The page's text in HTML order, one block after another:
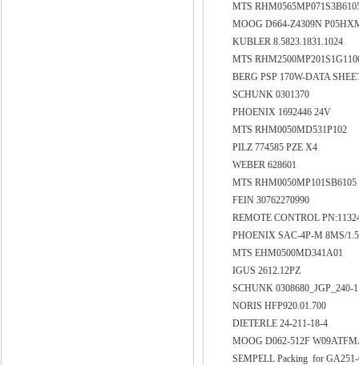
MTS
MOOG D664-Z4309N
KUBLER 8.5823.1831.1024
MTS
BERG PSP 170W-DATA
SCHUNK 0301370
PHOENIX 1692446 24V
MTS RHM0050MD531P102
PILZ 774585 PZE X4
WEBER 628601
MTS RHM0050MP101SB6105
FEIN 30762270990
REMOTE CONTROL
PHOENIX SAC-4P-M 8MS/
MTS EHM0500MD341A01
IGUS 2612.12PZ
SCHUNK 0308680_JGP_240-
NORIS HFP920.01.700
DIETERLE 24-211-18-4
MOOG D062-512F
SEMPELL Packing for